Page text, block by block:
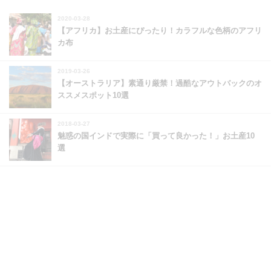
2020-03-28
【アフリカ】お土産にぴったり！カラフルな色柄のアフリ
カ布
2019-03-26
【オーストラリア】素通り厳禁！過酷なアウトバックのオ
ススメスポット10選
2018-03-27
魅惑の国インドで実際に「買って良かった！」お土産10
選